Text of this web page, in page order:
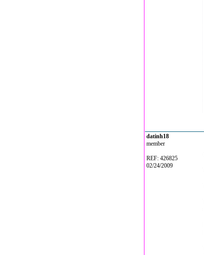
datinh18
member
REF: 426825
02/24/2009